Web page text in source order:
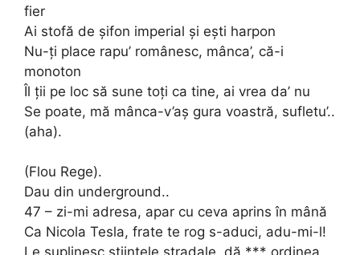
fier
Ai stofă de șifon imperial și ești harpon
Nu-ți place rapu’ românesc, mânca’, că-i
monoton
Îl ții pe loc să sune toți ca tine, ai vrea da’ nu
Se poate, mă mânca-v’aș gura voastră, sufletu’..
(aha).
(Flou Rege).
Dau din underground..
47 – zi-mi adresa, apar cu ceva aprins în mână
Ca Nicola Tesla, frate te rog s-aduci, adu-mi-l!
Le suplinesc științele stradale, dă *** ordinea